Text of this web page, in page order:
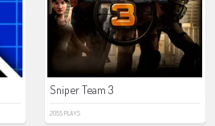
Sniper Team 3
2055 PLAYS